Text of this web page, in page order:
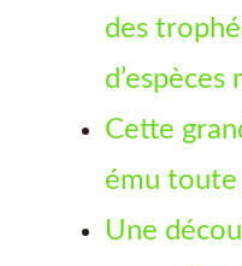
des
d’espèces
Cette
ému toute
Une